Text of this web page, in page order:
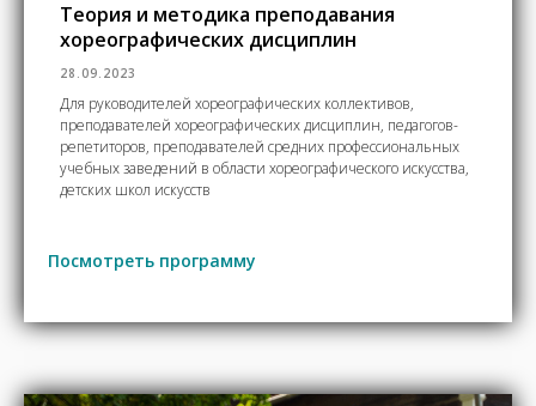
Теория и методика преподавания
хореографических дисциплин
28.09.2023
Для руководителей хореографических коллективов,
преподавателей хореографических дисциплин, педагогов-
репетиторов, преподавателей средних профессиональных
учебных заведений в области хореографического искусства,
детских школ искусств
Посмотреть программу